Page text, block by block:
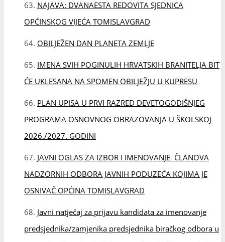
2026./2027. GODINI
NADZORNIH ODBORA JAVNIH PODUZEĆA KOJIMA JE
OSNIVAČ OPĆINA TOMISLAVGRAD
Javni natječaj za prijavu kandidata za imenovanje
predsjednika/zamjenika predsjednika biračkog odbora u
osnovnim izbornim jedinicama u Bosni i Hercegovini
JAVNI POZIV ZA PODNOŠENJE PRIJEDLOGA
KANDIDATA ZA DODJELU JAVNIH PRIZNANJA OPĆINE
TOMISLAVGRAD
OPĆINA TOMISLAVGRAD NA 27. MEĐUNARODNOM
SAJMU GOSPODARSTVA U MOSTARU
JAVNI POZIV ZA FINANCIRANJE PRIJEDLOGA